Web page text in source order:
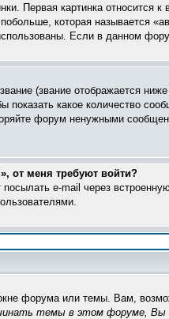
Первая картинка
которая называется
Если в данном
(звание отображается
показать какое количество
форум ненужными
от меня требуют войти?
посылать e-mail через
форума или темы. Вам,
темы в этом форуме, Вы